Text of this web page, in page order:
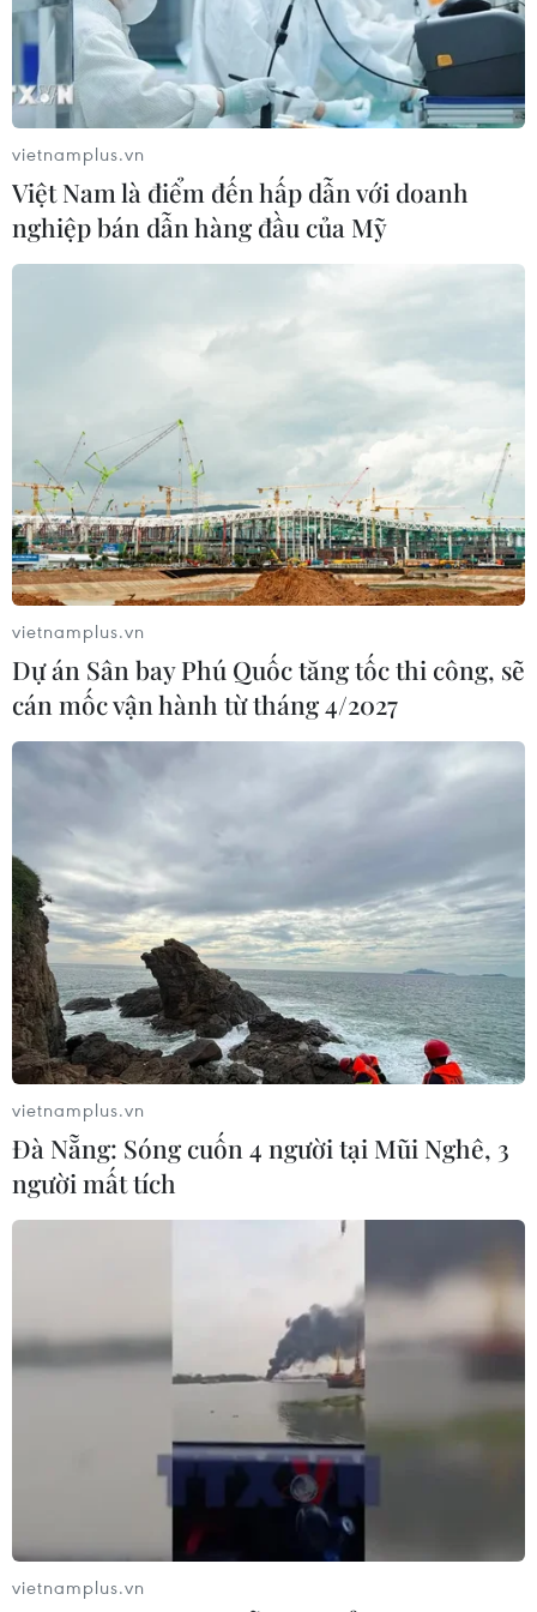
TIN CÙNG CHUYÊN MỤC
Chưa có bằng chứng truyền máu trẻ
giúp chống lão hóa
vietnamplus.vn
Việt Nam là điểm đến hấp dẫn với doanh
nghiệp bán dẫn hàng đầu của Mỹ
vietnamplus.vn
Dự án Sân bay Phú Quốc tăng tốc thi công, sẽ
cán mốc vận hành từ tháng 4/2027
vietnamplus.vn
Đà Nẵng: Sóng cuốn 4 người tại Mũi Nghê, 3
người mất tích
vietnamplus.vn